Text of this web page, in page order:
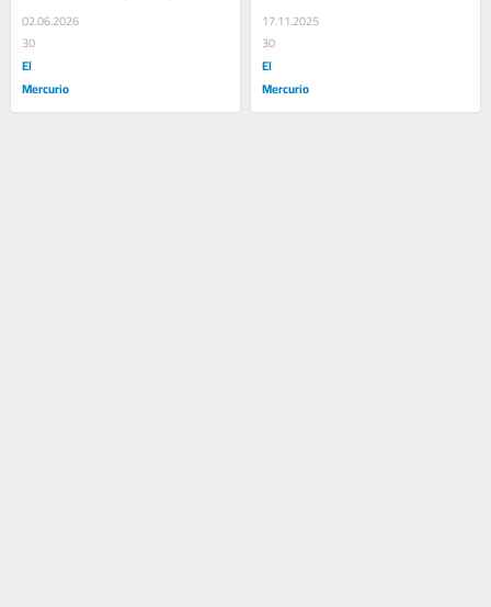
02.06.2026
30
El
Mercurio
17.11.2025
30
El
Mercurio